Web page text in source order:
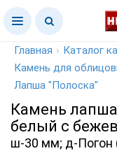
Главная › Каталог
Камень для
Лапша "Полоска"
Камень
белый с
ш-30 мм; д-Погон